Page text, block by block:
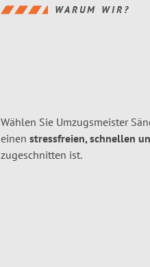
WARUM WIR?
Wählen Sie Umzugsmeister
einen stressfreien, schnellen
zugeschnitten ist.